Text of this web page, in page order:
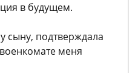
в будущем.
сыну, подтверждала
меня